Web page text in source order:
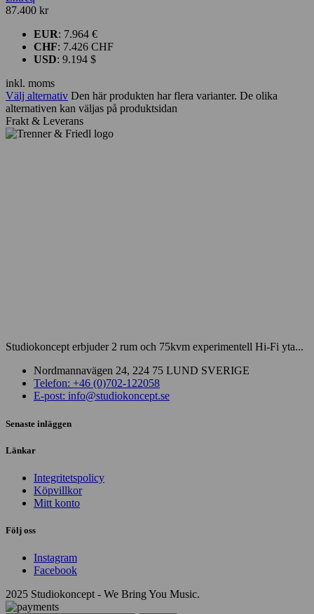
87.400 kr
EUR: 7.964 €
CHF: 7.426 CHF
USD: 9.194 $
inkl. moms
Välj alternativ Den här produkten har flera varianter. De olika
alternativen kan väljas på produktsidan
Frakt & Leverans
Studiokoncept erbjuder 2 rum och 75kvm experimentell Hi-Fi yta...
Nordmannavägen 24, 224 75 LUND SVERIGE
Telefon: +46 (0)702-122058
E-post: info@studiokoncept.se
Senaste inläggen
Länkar
Integritetspolicy
Köpvillkor
Mitt konto
Följ oss
Instagram
Facebook
2025 Studiokoncept - We Bring You Music.